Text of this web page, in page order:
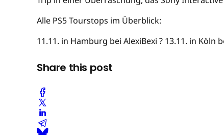
Alle PS5 Tourstops im Überblick:
11.11. in Hamburg bei AlexiBexi ? 13.11. in Köln
Share this post